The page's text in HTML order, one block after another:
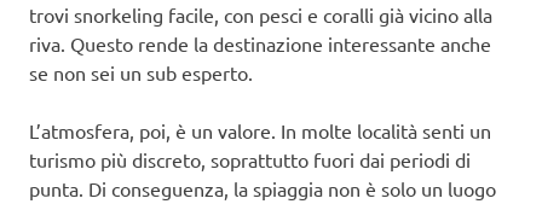
trovi snorkeling facile, con pesci e coralli già vicino alla
riva. Questo rende la destinazione interessante anche
se non sei un sub esperto.
L’atmosfera, poi, è un valore. In molte località senti un
turismo più discreto, soprattutto fuori dai periodi di
punta. Di conseguenza, la spiaggia non è solo un luogo